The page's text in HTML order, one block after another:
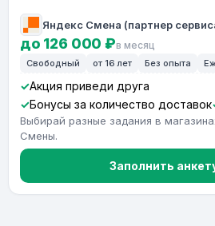
Яндекс Смена (партнер
до 126 000 ₽в месяц
Свободный от 16 лет Без опыта
Акция приведи друга
Бонусы за количество доставок
Выбирай разные задания в
Смены.
Заполнить